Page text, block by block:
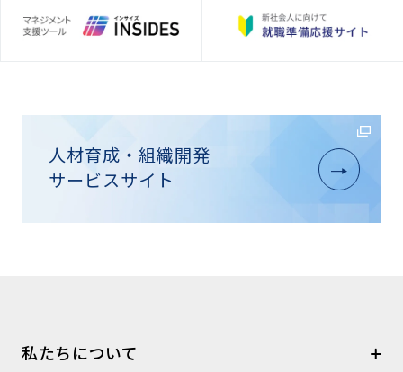
人材育成・組織開発
サービスサイト
私たちについて